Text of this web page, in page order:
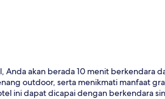
akan berada 10 menit berkendara
outdoor, serta menikmati manfaat
ini dapat dicapai dengan berkendara